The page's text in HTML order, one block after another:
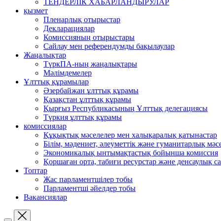
ТЕНДЕРЛІК ХАБАРЛАНДЫРУЛАР
қызмет
Пленарлық отырыстар
Декларациялар
Комиссияның отырыстары
Сайлау мен референдумды бақылаулар
Жаңалықтар
ТүркПА-ның жаңалықтары
Мәлімдемелер
Ұлттық құрамылар
Әзербайжан ұлттық құрамы
Қазақстан ұлттық құрамы
Қырғыз Республикасының Ұлттық делегациясы
Түркия ұлттық құрамы
комиссиялар
Құқықтық мәселелер мен халықаралық қатынастар
Білім, мәдениет, әлеуметтік және гуманитарлық
Экономикалық ынтымақтастық бойынша комиссия
Қоршаған орта, табиғи ресурстар және денсаулық
Топтар
Жас парламентшілер тобы
Парламентші әйелдер тобы
Вакансиялар